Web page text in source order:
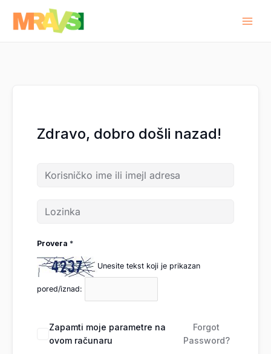
sadržaj
Zdravo, dobro došli nazad!
Provera *
Unesite tekst koji je prikazan
pored/iznad:
Zapamti moje parametre na
ovom računaru
Forgot
Password?